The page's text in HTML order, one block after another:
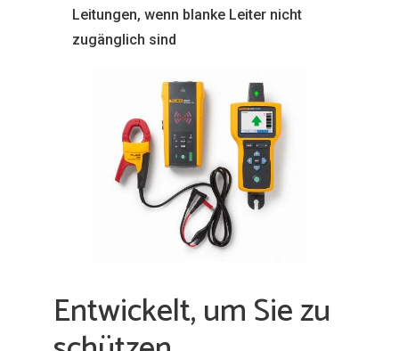
Leitungen, wenn blanke Leiter nicht
zugänglich sind
Entwickelt, um Sie zu